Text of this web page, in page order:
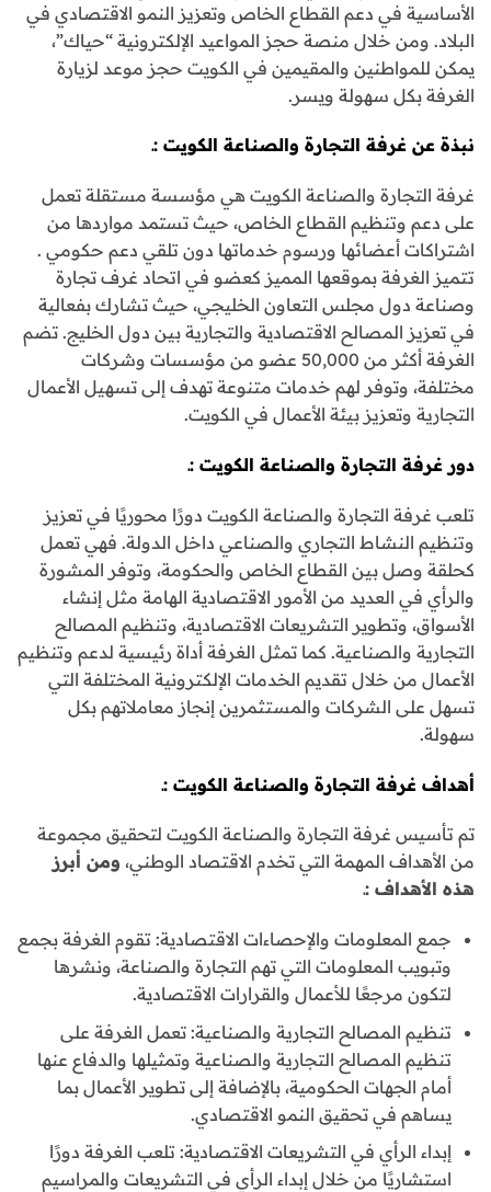
الأساسية في دعم القطاع الخاص وتعزيز النمو الاقتصادي في
البلاد. ومن خلال منصة حجز المواعيد الإلكترونية “حياك”،
يمكن للمواطنين والمقيمين في الكويت حجز موعد لزيارة
الغرفة بكل سهولة ويسر.
نبذة عن غرفة التجارة والصناعة الكويت :ـ
غرفة التجارة والصناعة الكويت هي مؤسسة مستقلة تعمل
على دعم وتنظيم القطاع الخاص، حيث تستمد مواردها من
اشتراكات أعضائها ورسوم خدماتها دون تلقي دعم حكومي .
تتميز الغرفة بموقعها المميز كعضو في اتحاد غرف تجارة
وصناعة دول مجلس التعاون الخليجي، حيث تشارك بفعالية
في تعزيز المصالح الاقتصادية والتجارية بين دول الخليج. تضم
الغرفة أكثر من 50,000 عضو من مؤسسات وشركات
مختلفة، وتوفر لهم خدمات متنوعة تهدف إلى تسهيل الأعمال
التجارية وتعزيز بيئة الأعمال في الكويت.
دور غرفة التجارة والصناعة الكويت :ـ
تلعب غرفة التجارة والصناعة الكويت دورًا محوريًا في تعزيز
وتنظيم النشاط التجاري والصناعي داخل الدولة. فهي تعمل
كحلقة وصل بين القطاع الخاص والحكومة، وتوفر المشورة
والرأي في العديد من الأمور الاقتصادية الهامة مثل إنشاء
الأسواق، وتطوير التشريعات الاقتصادية، وتنظيم المصالح
التجارية والصناعية. كما تمثل الغرفة أداة رئيسية لدعم وتنظيم
الأعمال من خلال تقديم الخدمات الإلكترونية المختلفة التي
تسهل على الشركات والمستثمرين إنجاز معاملاتهم بكل
سهولة.
أهداف غرفة التجارة والصناعة الكويت :ـ
تم تأسيس غرفة التجارة والصناعة الكويت لتحقيق مجموعة
من الأهداف المهمة التي تخدم الاقتصاد الوطني، ومن أبرز
هذه الأهداف :ـ
جمع المعلومات والإحصاءات الاقتصادية: تقوم الغرفة بجمع
وتبويب المعلومات التي تهم التجارة والصناعة، ونشرها
لتكون مرجعًا للأعمال والقرارات الاقتصادية.
تنظيم المصالح التجارية والصناعية: تعمل الغرفة على
تنظيم المصالح التجارية والصناعية وتمثيلها والدفاع عنها
أمام الجهات الحكومية، بالإضافة إلى تطوير الأعمال بما
يساهم في تحقيق النمو الاقتصادي.
إبداء الرأي في التشريعات الاقتصادية: تلعب الغرفة دورًا
استشاريًا من خلال إبداء الرأي في التشريعات والمراسيم